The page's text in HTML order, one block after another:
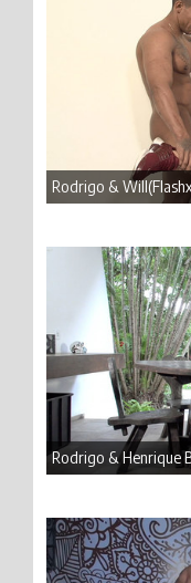
Rodrigo &
Rodrigo & Henrique